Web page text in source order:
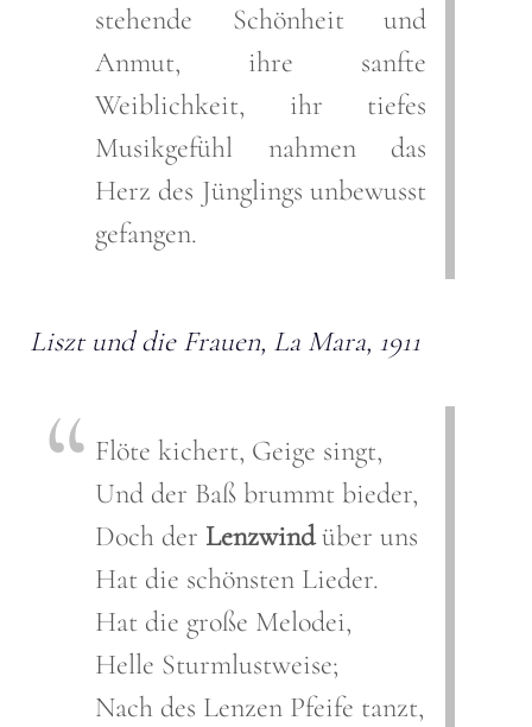
stehende Schönheit und
Anmut, ihre sanfte
Weiblichkeit, ihr tiefes
Musikgefühl nahmen das
Herz des Jünglings unbewusst
gefangen.
Liszt und die Frauen, La Mara, 1911
Flöte kichert, Geige singt,
Und der Baß brummt bieder,
Doch der Lenzwindüber uns
Hat die schönsten Lieder.
Hat die große Melodei,
Helle Sturmlustweise;
Nach des Lenzen Pfeife tanzt,